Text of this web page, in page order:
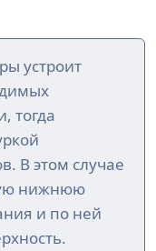
устроит
тогда
В этом случае
нижнюю
и по ней